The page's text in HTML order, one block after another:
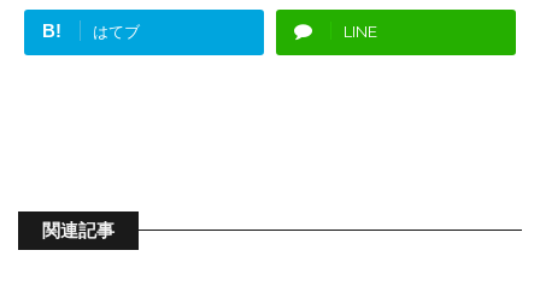
B! はてブ LINE
関連記事